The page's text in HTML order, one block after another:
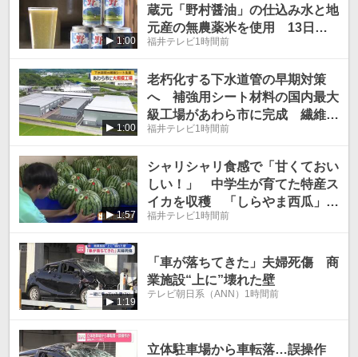
1:00
蔵元「野村醤油」の仕込み水と地
元産の無農薬米を使用 13日か
ら販売
福井テレビ1時間前
1:00
老朽化する下水道管の早期対策
へ 補強用シート材料の国内最大
級工場があわら市に完成 繊維資
材メーカー「SHINDO」
福井テレビ1時間前
1:57
シャリシャリ食感で「甘くておい
しい！」 中学生が育てた特産ス
イカを収穫 「しらやま西瓜」の
農家が指導 8日に地元の農家レ
福井テレビ1時間前
1:19
「車が落ちてきた」夫婦死傷 商
業施設“上に”壊れた壁
テレビ朝日系（ANN） 1時間前
立体駐車場から車転落…誤操作